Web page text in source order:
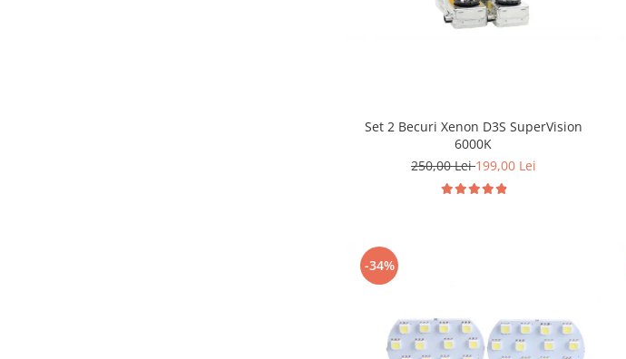
Set 2 Becuri Xenon D3S SuperVision
6000K
250,00 Lei199,00 Lei
-34%